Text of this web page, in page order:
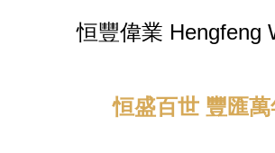
恒豐偉業 Hengfeng
恒盛百世 豐匯萬